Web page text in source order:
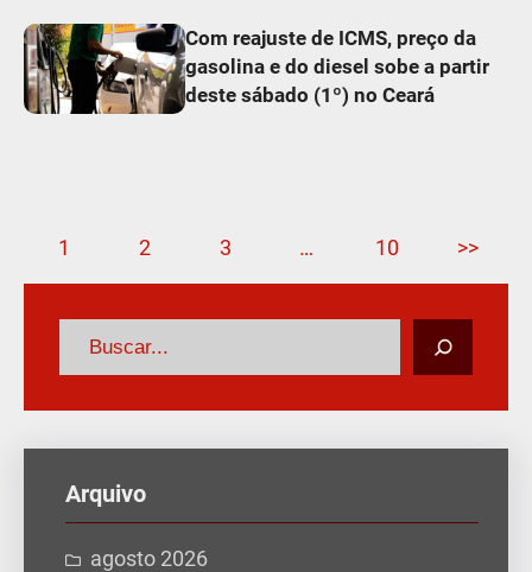
Com reajuste de ICMS, preço da
gasolina e do diesel sobe a partir
deste sábado (1º) no Ceará
1 2 3 … 10 >>
e
s
s
Arquivo
agosto 2026